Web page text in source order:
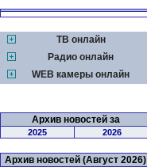
ТВ онлайн
Радио онлайн
WEB камеры онлайн
Архив новостей за
2025 2026
Архив новостей (Август 2026)